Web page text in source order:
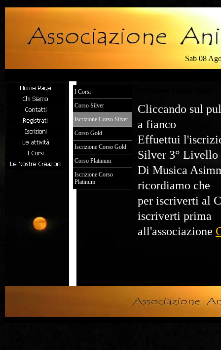
Sab 08
I Corsi
Corso Silver
Iscrizione Corso Silver
Corso Gold
Iscrizione Corso Gold
Corso Platinum
Iscrizione Corso
Platinum
Cliccando sul
a fianco
Effuettui
Silver 3° Livello
Di Musica
ricordiamo che
per iscriverti al
iscriverti prima
all'associazione